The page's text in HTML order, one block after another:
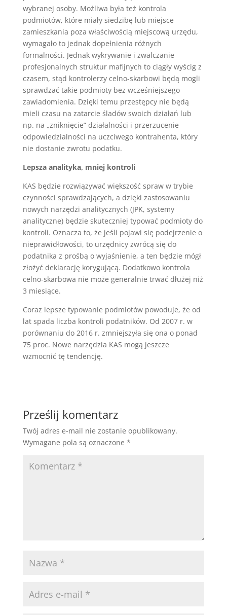
wybranej osoby. Możliwa była też kontrola
podmiotów, które miały siedzibę lub miejsce
zamieszkania poza właściwością miejscową urzędu,
wymagało to jednak dopełnienia różnych
formalności. Jednak wykrywanie i zwalczanie
profesjonalnych struktur mafijnych to ciągły wyścig z
czasem, stąd kontrolerzy celno-skarbowi będą mogli
sprawdzać takie podmioty bez wcześniejszego
zawiadomienia. Dzięki temu przestępcy nie będą
mieli czasu na zatarcie śladów swoich działań lub
np. na „zniknięcie” działalności i przerzucenie
odpowiedzialności na uczciwego kontrahenta, który
nie dostanie zwrotu podatku.
Lepsza analityka, mniej kontroli
KAS będzie rozwiązywać większość spraw w trybie
czynności sprawdzających, a dzięki zastosowaniu
nowych narzędzi analitycznych (JPK, systemy
analityczne) będzie skuteczniej typować podmioty do
kontroli. Oznacza to, że jeśli pojawi się podejrzenie o
nieprawidłowości, to urzędnicy zwrócą się do
podatnika z prośbą o wyjaśnienie, a ten będzie mógł
złożyć deklarację korygującą. Dodatkowo kontrola
celno-skarbowa nie może generalnie trwać dłużej niż
3 miesiące.
Coraz lepsze typowanie podmiotów powoduje, że od
lat spada liczba kontroli podatników. Od 2007 r. w
porównaniu do 2016 r. zmniejszyła się ona o ponad
75 proc. Nowe narzędzia KAS mogą jeszcze
wzmocnić tę tendencję.
Prześlij komentarz
Twój adres e-mail nie zostanie opublikowany.
Wymagane pola są oznaczone *